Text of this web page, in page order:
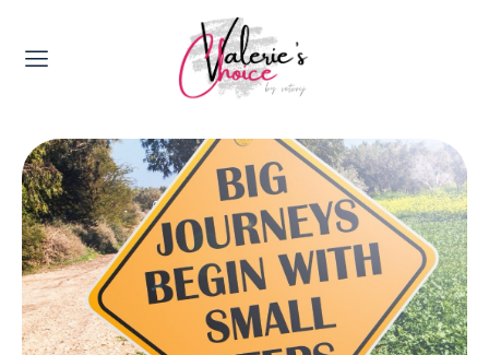
Valerie's Topics
Travel & Culture
Food & Drinks
Happyness & Opmerkelijk
Lifestyle, Sport & Duurzaamheid
Gadgets & Tech
Top 5 van Valerie
Health & Beauty